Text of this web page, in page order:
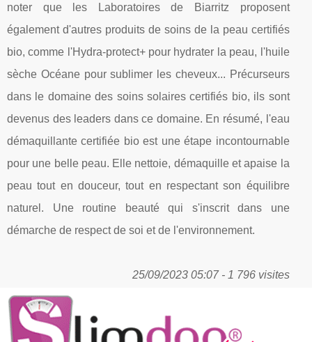
noter que les Laboratoires de Biarritz proposent
également d'autres produits de soins de la peau certifiés
bio, comme l'Hydra-protect+ pour hydrater la peau, l'huile
sèche Océane pour sublimer les cheveux... Précurseurs
dans le domaine des soins solaires certifiés bio, ils sont
devenus des leaders dans ce domaine. En résumé, l'eau
démaquillante certifiée bio est une étape incontournable
pour une belle peau. Elle nettoie, démaquille et apaise la
peau tout en douceur, tout en respectant son équilibre
naturel. Une routine beauté qui s'inscrit dans une
démarche de respect de soi et de l'environnement.
25/09/2023 05:07 - 1 796 visites